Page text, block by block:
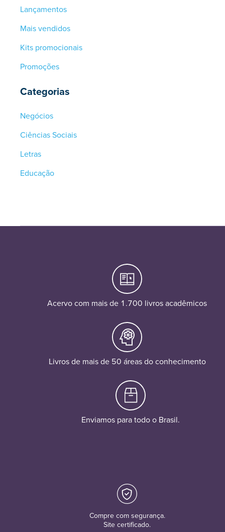
Lançamentos
Mais vendidos
Kits promocionais
Promoções
Categorias
Negócios
Ciências Sociais
Letras
Educação
Acervo com mais de 1.700 livros acadêmicos
Livros de mais de 50 áreas do conhecimento
Enviamos para todo o Brasil.
Compre com segurança.
Site certificado.